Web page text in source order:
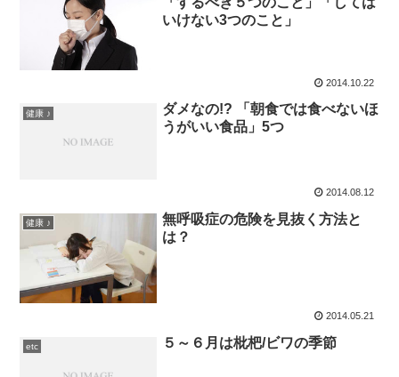
いけない3つのこと」
2014.10.22
健康 ♪
ダメなの!? 「朝食では食べないほ
うがいい食品」5つ
2014.08.12
健康 ♪
無呼吸症の危険を見抜く方法と
は？
2014.05.21
etc ５～６月は枇杷/ビワの季節